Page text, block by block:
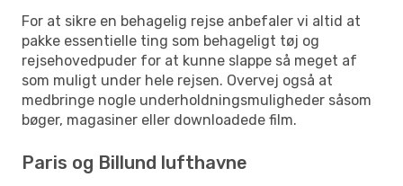
For at sikre en behagelig rejse anbefaler vi altid at
pakke essentielle ting som behageligt tøj og
rejsehovedpuder for at kunne slappe så meget af
som muligt under hele rejsen. Overvej også at
medbringe nogle underholdningsmuligheder såsom
bøger, magasiner eller downloadede film.
Paris og Billund lufthavne